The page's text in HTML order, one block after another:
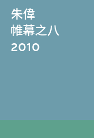
朱偉
帷幕之八
2010